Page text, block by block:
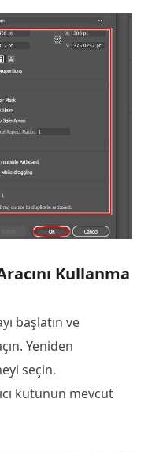
Kullanma
başlatın ve
Yeniden
seçin.
kutunun mevcut